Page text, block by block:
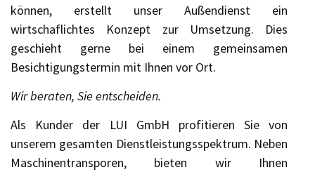
können, erstellt unser Außendienst ein
wirtschaflichtes Konzept zur Umsetzung. Dies
geschieht gerne bei einem gemeinsamen
Besichtigungstermin mit Ihnen vor Ort.
Wir beraten, Sie entscheiden.
Als Kunder der LUI GmbH profitieren Sie von
unserem gesamten Dienstleistungsspektrum. Neben
Maschinentransporen, bieten wir Ihnen